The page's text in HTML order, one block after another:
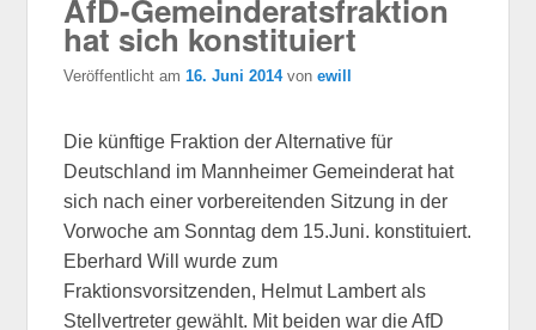
AfD-Gemeinderatsfraktion
hat sich konstituiert
Veröffentlicht am16. Juni 2014 vonewill
Die künftige Fraktion der Alternative für
Deutschland im Mannheimer Gemeinderat hat
sich nach einer vorbereitenden Sitzung in der
Vorwoche am Sonntag dem 15.Juni. konstituiert.
Eberhard Will wurde zum
Fraktionsvorsitzenden, Helmut Lambert als
Stellvertreter gewählt. Mit beiden war die AfD